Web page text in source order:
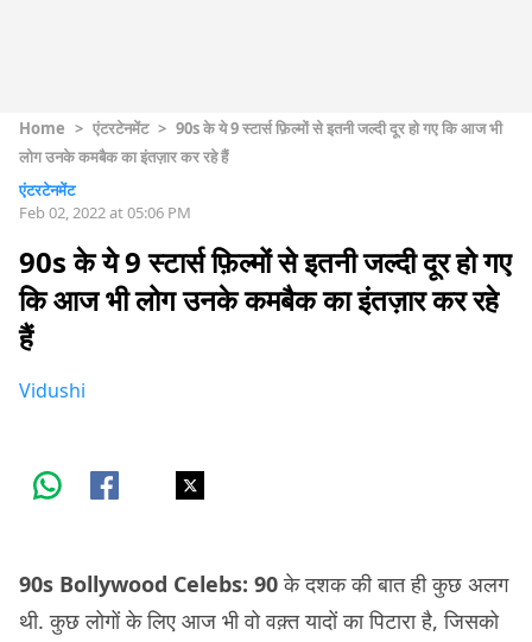
Home > एंटरटेनमेंट > 90s के ये 9 स्टार्स फ़िल्मों से इतनी जल्दी दूर हो गए कि आज भी
लोग उनके कमबैक का इंतज़ार कर रहे हैं
एंटरटेनमेंट
Feb 02, 2022 at 05:06 PM
90s के ये 9 स्टार्स फ़िल्मों से इतनी जल्दी दूर हो गए
कि आज भी लोग उनके कमबैक का इंतज़ार कर रहे
हैं
Vidushi
90s Bollywood Celebs: 90के दशक की बात ही कुछ अलग
थी. कुछ लोगों के लिए आज भी वो वक़्त यादों का पिटारा है, जिसको